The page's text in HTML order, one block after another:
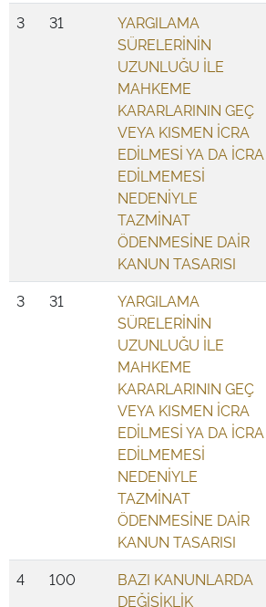
3 31
YARGILAMA
SÜRELERİNİN
UZUNLUĞU İLE
MAHKEME
KARARLARININ GEÇ
VEYA KISMEN İCRA
EDİLMESİ YA DA İCRA
EDİLMEMESİ
NEDENİYLE
TAZMİNAT
ÖDENMESİNE DAİR
KANUN TASARISI
3 31
YARGILAMA
SÜRELERİNİN
UZUNLUĞU İLE
MAHKEME
KARARLARININ GEÇ
VEYA KISMEN İCRA
EDİLMESİ YA DA İCRA
EDİLMEMESİ
NEDENİYLE
TAZMİNAT
ÖDENMESİNE DAİR
KANUN TASARISI
4 100
BAZI KANUNLARDA
DEĞİŞİKLİK